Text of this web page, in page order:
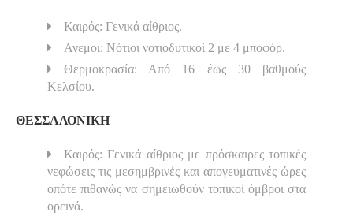
Καιρός: Γενικά αίθριος.
Ανεμοι: Νότιοι νοτιοδυτικοί 2 με 4 μποφόρ.
Θερμοκρασία: Από 16 έως 30 βαθμούς
Κελσίου.
ΘΕΣΣΑΛΟΝΙΚΗ
Καιρός: Γενικά αίθριος με πρόσκαιρες τοπικές
νεφώσεις τις μεσημβρινές και απογευματινές ώρες
οπότε πιθανώς να σημειωθούν τοπικοί όμβροι στα
ορεινά.